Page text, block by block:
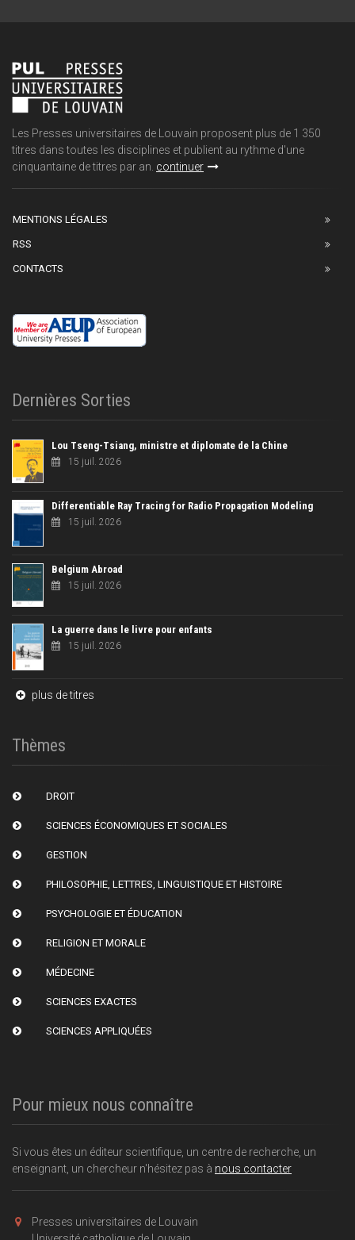
Les Presses universitaires de Louvain proposent plus de 1 350
titres dans toutes les disciplines et publient au rythme d'une
cinquantaine de titres par an. continuer
MENTIONS LÉGALES
RSS
CONTACTS
Dernières Sorties
Lou Tseng-Tsiang, ministre et diplomate de la Chine
15 juil. 2026
Differentiable Ray Tracing for Radio Propagation Modeling
15 juil. 2026
Belgium Abroad
15 juil. 2026
La guerre dans le livre pour enfants
15 juil. 2026
plus de titres
Thèmes
DROIT
SCIENCES ÉCONOMIQUES ET SOCIALES
GESTION
PHILOSOPHIE, LETTRES, LINGUISTIQUE ET HISTOIRE
PSYCHOLOGIE ET ÉDUCATION
RELIGION ET MORALE
MÉDECINE
SCIENCES EXACTES
SCIENCES APPLIQUÉES
Pour mieux nous connaître
Si vous êtes un éditeur scientifique, un centre de recherche, un
enseignant, un chercheur n'hésitez pas à nous contacter
Presses universitaires de Louvain